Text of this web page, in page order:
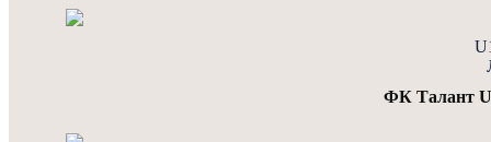
ФК Талант